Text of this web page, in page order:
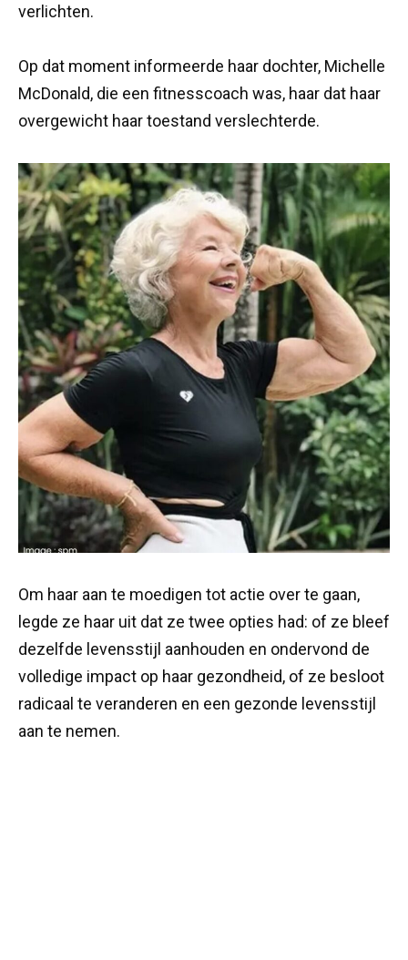
verlichten.
Op dat moment informeerde haar dochter, Michelle
McDonald, die een fitnesscoach was, haar dat haar
overgewicht haar toestand verslechterde.
Om haar aan te moedigen tot actie over te gaan,
legde ze haar uit dat ze twee opties had: of ze bleef
dezelfde levensstijl aanhouden en ondervond de
volledige impact op haar gezondheid, of ze besloot
radicaal te veranderen en een gezonde levensstijl
aan te nemen.